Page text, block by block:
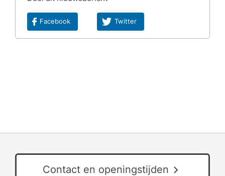
Facebook Twitter
Contact en openingstijden